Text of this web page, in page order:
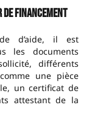
de financement
d’aide, il est
les documents
différents
une pièce
un certificat de
attestant de la